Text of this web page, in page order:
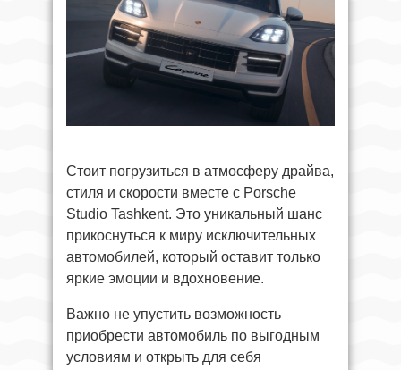
Стоит погрузиться в атмосферу драйва,
стиля и скорости вместе с Porsche
Studio Tashkent. Это уникальный шанс
прикоснуться к миру исключительных
автомобилей, который оставит только
яркие эмоции и вдохновение.
Важно не упустить возможность
приобрести автомобиль по выгодным
условиям и открыть для себя